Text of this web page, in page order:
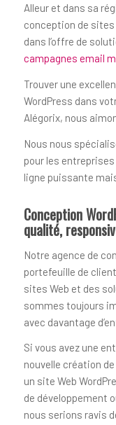
Alleur et dans sa
conception de
dans l’offre de
campagnes email
Trouver une
WordPress dans
Alégorix, nous
Nous nous
pour les
ligne puissante
Conception
qualité,
Notre agence de
portefeuille de
sites Web et des
sommes toujours
avec davantage
Si vous avez une
nouvelle création
un site Web
de développement
nous serions ravis